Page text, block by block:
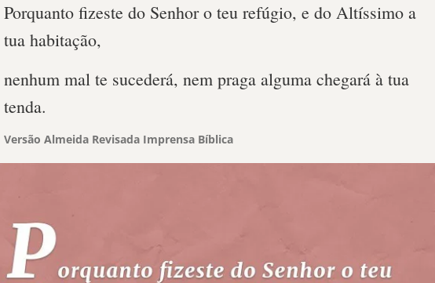
Porquanto fizeste do Senhor o teu refúgio, e do Altíssimo a
tua habitação,
nenhum mal te sucederá, nem praga alguma chegará à tua
tenda.
Versão Almeida Revisada Imprensa Bíblica